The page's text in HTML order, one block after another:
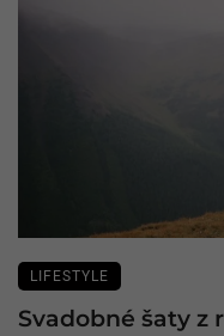
LIFESTYLE
Svadobné šaty z